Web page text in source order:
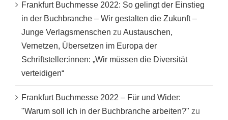
Frankfurt Buchmesse 2022: So gelingt der Einstieg
in der Buchbranche – Wir gestalten die Zukunft –
Junge Verlagsmenschen zu Austauschen,
Vernetzen, Übersetzen im Europa der
Schriftsteller:innen: „Wir müssen die Diversität
verteidigen“
Frankfurt Buchmesse 2022 – Für und Wider:
"Warum soll ich in der Buchbranche arbeiten?" zu